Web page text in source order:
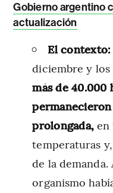
Gobierno argentino
actualización
El contexto:
diciembre y
más de 40.000
prolongada, en
temperaturas
de la
organismo